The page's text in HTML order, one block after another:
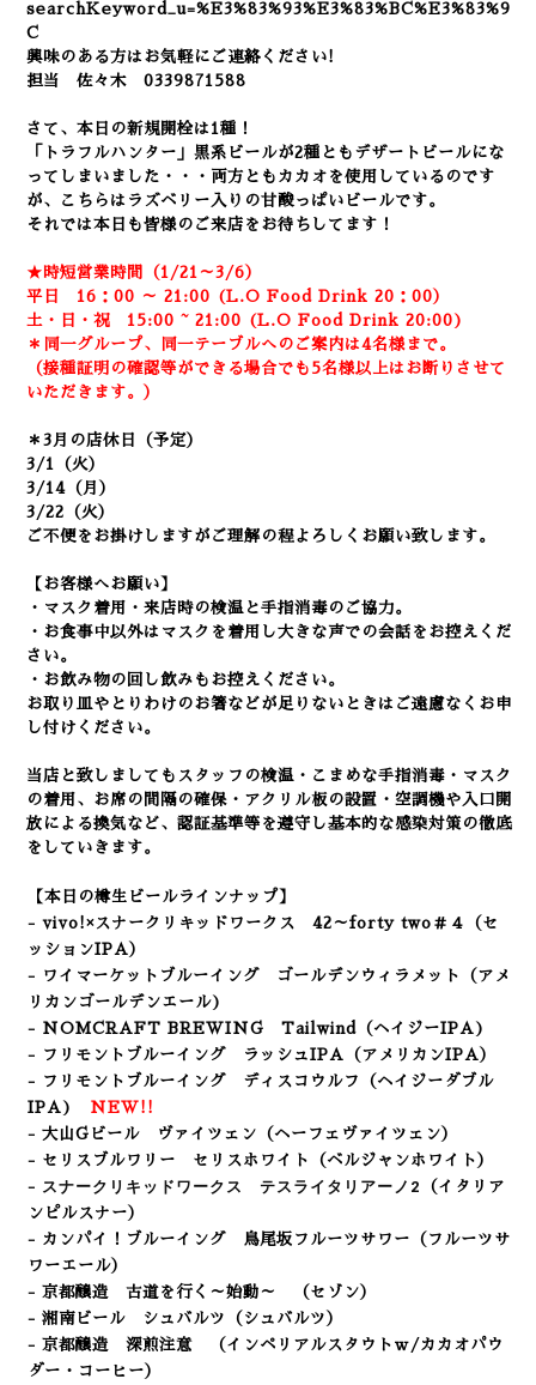
searchKeyword_u=%E3%83%93%E3%83%BC%E3%83%9
C
興味のある方はお気軽にご連絡ください!
担当 佐々木 0339871588
さて、本日の新規開栓は1種！
「トラフルハンター」黒系ビールが2種ともデザートビールにな
ってしまいました・・・両方ともカカオを使用しているのです
が、こちらはラズベリー入りの甘酸っぱいビールです。
それでは本日も皆様のご来店を お待ちしてます！
★時短営業時間（1/21～3/6）
平日 16：00 ～ 21:00 (L.O Food Drink 20：00）
土・日・祝 15:00 ~ 21:00 (L.O Food Drink 20:00)
＊同一グループ、同一テーブルへのご案内は4名様まで。
（接種証明の確認等ができる場合でも5名様以上はお断りさせて
いただきます。）
＊ 3月の店休日（予定）
3/1（火）
3/14（月）
3/22（火）
ご不便をお掛けしますがご理解の程よろしくお願い致します。
【お客様へお願い】
・マスク着用・来店時の検温と手指消毒のご協力。
・お食事中以外はマスクを着用し大きな声での会話をお控えくだ
さい。
・お飲み物の回し飲みもお控えください。
お取り皿やとりわけのお箸などが足りないときはご遠慮なくお申
し付けください。
当店と致しましてもスタッフの検温・こまめな手指消毒・マスク
の着用、 お席の間隔の確保・アクリル板の設置・空調機や入口開
放による換気など、認証基準等を遵守し基本的な感染対策の徹底
をしていきます。
【本日の樽生ビールラインナップ】
- vivo!×スナークリキッドワークス 42～forty two＃４（セ
ッションIPA）
- ワイマーケットブルーイング ゴールデンウィラメット
（アメ
リカンゴールデンエール)
- NOMCRAFT BREWING Tailwind （ヘイジーIPA)
- フリモントブルーイング ラッシュIPA（アメリカンIPA）
- フリモントブルーイング ディスコウルフ（ヘイジーダブル
IPA) NEW!!
- 大山Gビール ヴァイツェン（ヘーフェヴァイツェン）
- セリスブルワリー セリスホワイト（ベルジャンホワイト）
- スナークリキッドワークス テスライタリアーノ2
（イタリア
ンピルスナー）
- カンパイ！ブルーイング 鳥尾坂フルーツサワー （フルーツサ
ワーエール）
- 京都醸造 古道を行く～始動～ （セゾン）
- 湘南ビール シュバルツ（シュバルツ）
- 京都醸造 深煎注意 （インペリアルスタウトｗ/カカオパウ
ダー・コーヒー）